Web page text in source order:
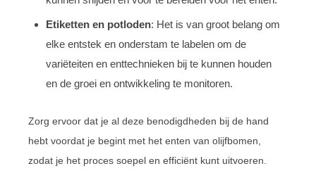
Etiketten en potloden: Het is van groot belang om
elke entstek en onderstam te labelen om de
variëteiten en enttechnieken bij te kunnen houden
en de groei en ontwikkeling te monitoren.
Zorg ervoor dat je al deze benodigdheden bij de hand
hebt voordat je begint met het enten van olijfbomen,
zodat je het proces soepel en efficiënt kunt uitvoeren.